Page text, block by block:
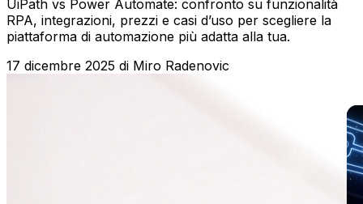
UiPath vs Power Automate: confronto su funzionalità
RPA, integrazioni, prezzi e casi d’uso per scegliere la
piattaforma di automazione più adatta alla tua.
17 dicembre 2025 di Miro Radenovic